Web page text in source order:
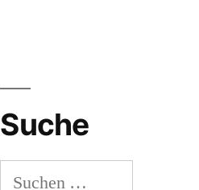
Suche
Suchen